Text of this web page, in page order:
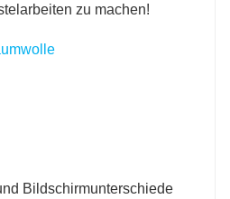
zu machen!
Bildschirmunterschiede